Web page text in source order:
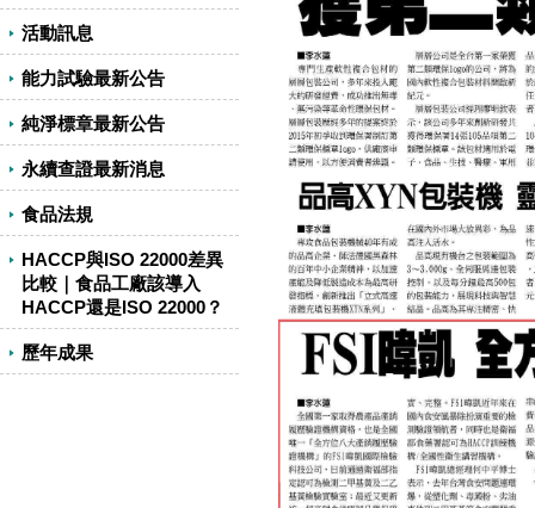
活動訊息
能力試驗最新公告
純淨標章最新公告
永續查證最新消息
食品法規
HACCP與ISO 22000差異
比較｜食品工廠該導入
HACCP還是ISO 22000？
歷年成果